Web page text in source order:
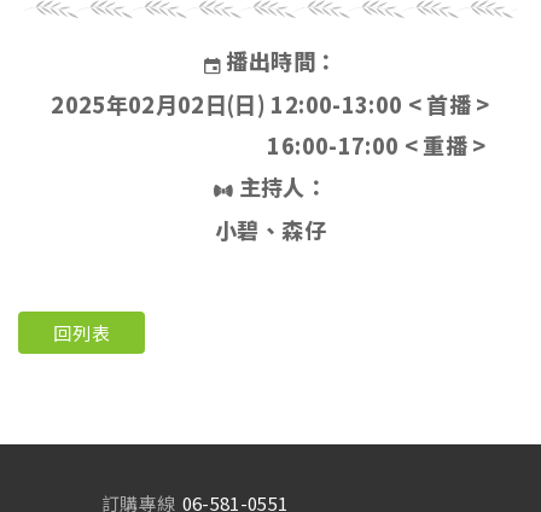
播出時間：
2025年02月02日(日) 12:00-13:00 < 首播 >
16:00-17:00 < 重播 >
主持人：
小碧、森仔
回列表
訂購專線 06-581-0551